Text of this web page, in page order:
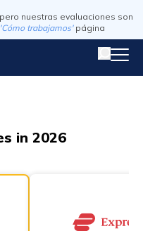
nuestras evaluaciones son
'Cómo trabajamos' página
in 2026